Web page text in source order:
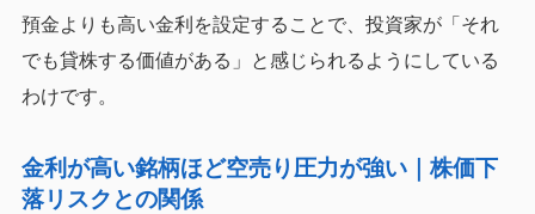
預金よりも高い金利を設定することで、投資家が「それ
でも貸株する価値がある」と感じられるようにしている
わけです。
金利が高い銘柄ほど空売り圧力が強い｜株価下
落リスクとの関係